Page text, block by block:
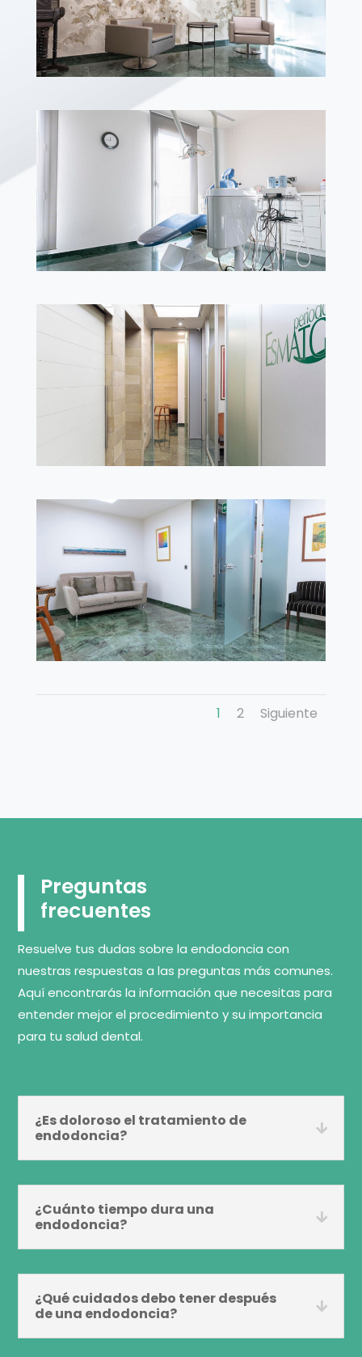
1 2 Siguiente
Preguntas
frecuentes
Resuelve tus dudas sobre la endodoncia con
nuestras respuestas a las preguntas más comunes.
Aquí encontrarás la información que necesitas para
entender mejor el procedimiento y su importancia
para tu salud dental.
¿Es doloroso el tratamiento de
endodoncia?
¿Cuánto tiempo dura una
endodoncia?
¿Qué cuidados debo tener después
de una endodoncia?